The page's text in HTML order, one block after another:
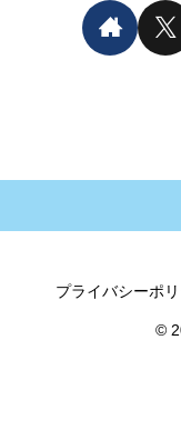
プライバシーポ
©